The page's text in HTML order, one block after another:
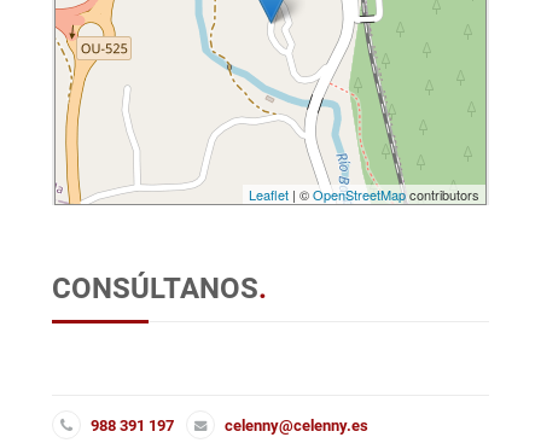
Leaflet| ©OpenStreetMapcontributors
CONSÚLTANOS.
988 391 197 celenny@celenny.es